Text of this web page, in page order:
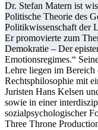
Dr. Stefan Matern ist
Politische Theorie des
Politikwissenschaft der
Er promovierte zum
Demokratie – Der
Emotionsregimes.“
Lehre liegen im
Rechtsphilosophie mit
Juristen Hans Kelsen
sowie in einer
sozialpsychologischer
Three Throne